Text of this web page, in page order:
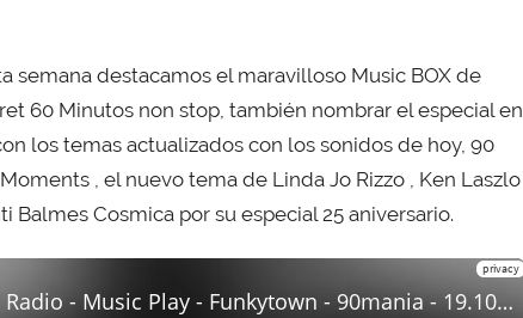
semana destacamos el maravilloso Music BOX de
60 Minutos non stop, también nombrar el especial en
los temas actualizados con los sonidos de hoy, 90
, el nuevo tema de Linda Jo Rizzo , Ken Laszlo
Balmes Cosmica por su especial 25 aniversario.